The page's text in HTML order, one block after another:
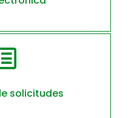
solicitudes